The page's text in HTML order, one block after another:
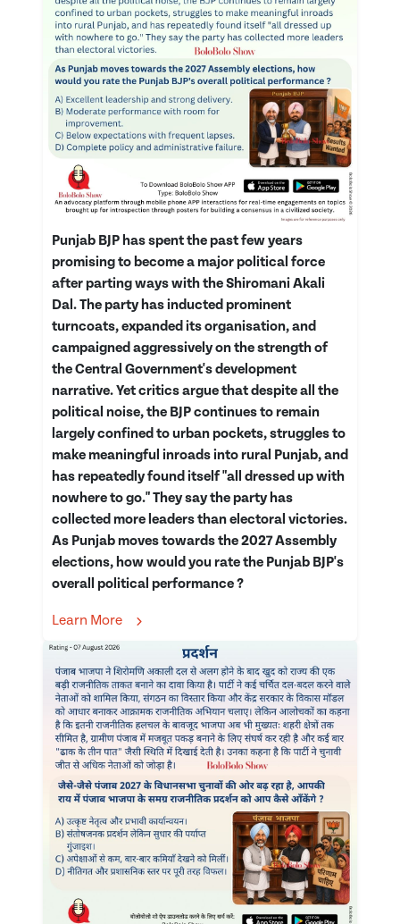
Punjab BJP has spent the past few years
promising to become a major political force
after parting ways with the Shiromani Akali
Dal. The party has inducted prominent
turncoats, expanded its organisation, and
campaigned aggressively on the strength of
the Central Government's development
narrative. Yet critics argue that despite all the
political noise, the BJP continues to remain
largely confined to urban pockets, struggles to
make meaningful inroads into rural Punjab, and
has repeatedly found itself "all dressed up with
nowhere to go." They say the party has
collected more leaders than electoral victories.
As Punjab moves towards the 2027 Assembly
elections, how would you rate the Punjab BJP's
overall political performance ?
Learn More